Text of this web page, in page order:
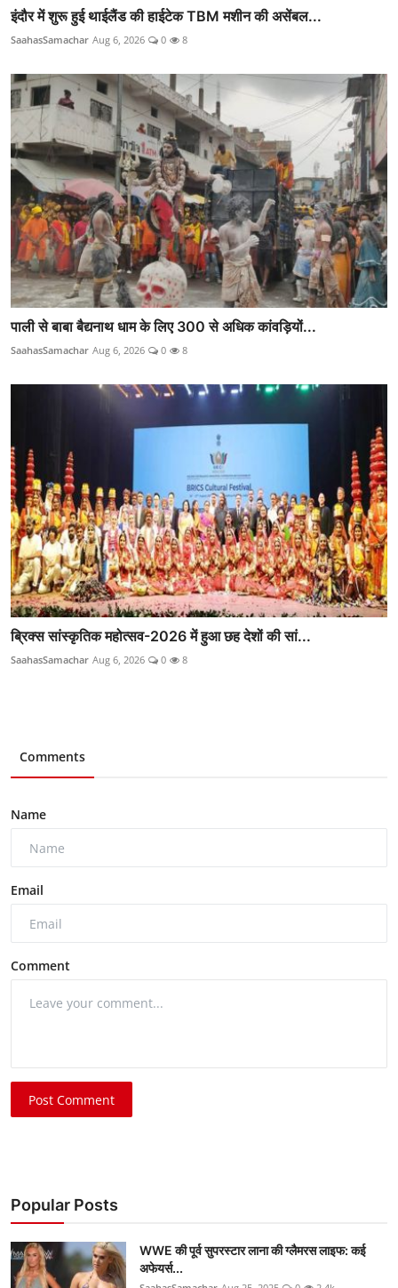
इंदौर में शुरू हुई थाईलैंड की हाईटेक TBM मशीन की असेंबल...
SaahasSamachar Aug 6, 2026 0 8
पाली से बाबा बैद्यनाथ धाम के लिए 300 से अधिक कांवड़ियों...
SaahasSamachar Aug 6, 2026 0 8
ब्रिक्स सांस्कृतिक महोत्सव-2026 में हुआ छह देशों की सां...
SaahasSamachar Aug 6, 2026 0 8
Comments
Name
Email
Comment
Post Comment
Popular Posts
WWE की पूर्व सुपरस्टार लाना की ग्लैमरस लाइफ: कई
अफेयर्स...